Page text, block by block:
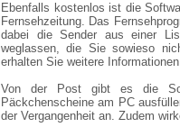
Ebenfalls kostenlos ist die
Fernsehzeitung. Das
dabei die Sender aus einer
weglassen, die Sie sowieso
erhalten Sie weitere
Von der Post gibt es die
Päckchenscheine am PC
der Vergangenheit an. Zudem